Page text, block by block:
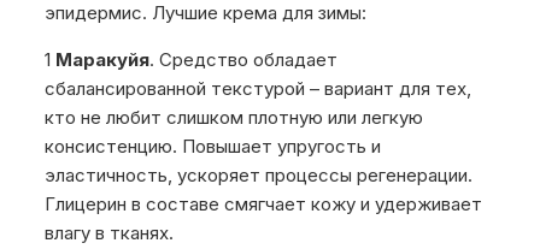
эпидермис. Лучшие крема для зимы:
Маракуйя. Средство обладает
сбалансированной текстурой – вариант для тех,
кто не любит слишком плотную или легкую
консистенцию. Повышает упругость и
эластичность, ускоряет процессы регенерации.
Глицерин в составе смягчает кожу и удерживает
влагу в тканях.